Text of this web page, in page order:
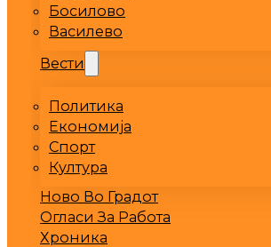
Босилово
Василево
Вести
Политика
Економија
Спорт
Култура
Ново Во Градот
Огласи За Работа
Хроника